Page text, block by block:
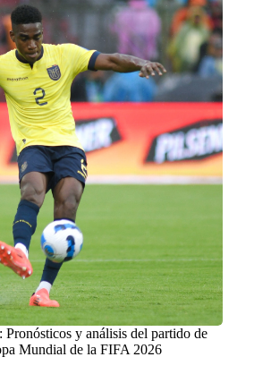
Pronósticos y análisis del partido de
Mundial de la FIFA 2026